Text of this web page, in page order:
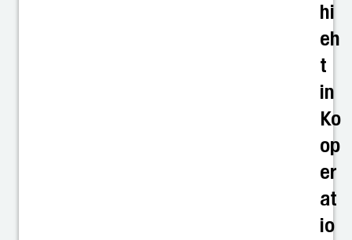
hi
eh
t
in
Ko
op
er
at
io